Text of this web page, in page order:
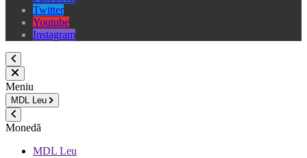
Twitter
Youtube
Instagram
Meniu
MDL Leu
Monedă
MDL Leu